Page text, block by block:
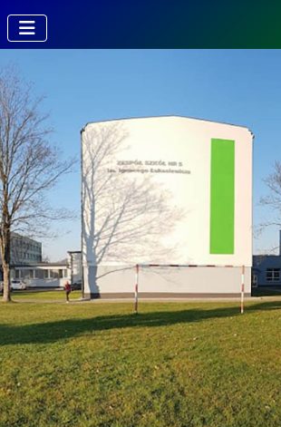
Kierunki
Technik
multimediów
Technik